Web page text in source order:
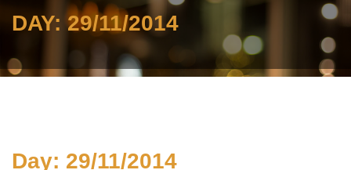
DAY:29/11/2014
Day: 29/11/2014